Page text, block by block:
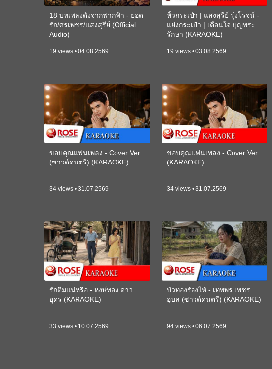
18 บทเพลงดังจากฟากฟ้า - ยอด
รัก/ศรเพชร/แสงสุรีย์ (Official
Audio)
19 views • 04.08.2569
หิ้วกระเป๋า | แสงสุรีย์ รุ่งโรจน์ -
แย่งกระเป๋า | เตือนใจ บุญพระ
รักษา (KARAOKE)
19 views • 03.08.2569
ขอบคุณแฟนเพลง - Cover Ver.
(ซาวด์ดนตรี) (KARAOKE)
34 views • 31.07.2569
ขอบคุณแฟนเพลง - Cover Ver.
(KARAOKE)
34 views • 31.07.2569
รักติ๋มแน่หรือ - หงษ์ทอง ดาว
อุดร (KARAOKE)
33 views • 10.07.2569
บัวทองร้องไห้ - เทพพร เพชร
อุบล (ซาวด์ดนตรี) (KARAOKE)
94 views • 06.07.2569